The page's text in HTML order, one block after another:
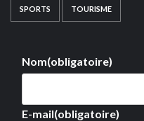
SPORTS TOURISME
Nom(obligatoire)
E-mail(obligatoire)